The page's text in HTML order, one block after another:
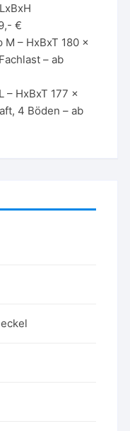
€
– HxBxT 180 x
– ab
– HxBxT 177 x
4 Böden – ab